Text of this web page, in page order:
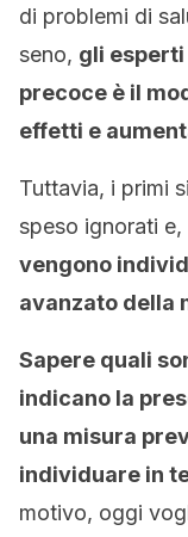
di problemi di
seno, gli
precoce è il
effetti e
Tuttavia, i primi
speso ignorati
vengono
avanzato della
Sapere quali
indicano la
una misura
individuare in
motivo, oggi